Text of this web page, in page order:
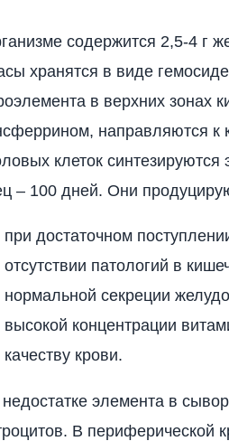
содержится 2,5-4 г
хранятся в виде
в верхних зонах
направляются к
клеток
– 100 дней. Они
при достаточном
отсутствии патологий в
нормальной секреции
высокой концентрации
качеству крови.
элемента в
В периферической